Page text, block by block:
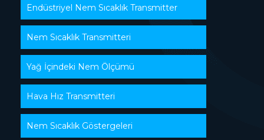
Endüstriyel Nem Sıcaklık Transmitter
Nem Sıcaklık Transmitteri
Yağ İçindeki Nem Ölçümü
Hava Hız Transmitteri
Nem Sıcaklık Göstergeleri